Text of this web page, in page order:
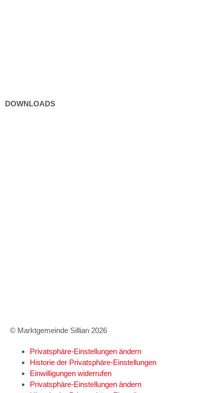
DOWNLOADS
© Marktgemeinde Sillian 2026
Privatsphäre-Einstellungen ändern
Historie der Privatsphäre-Einstellungen
Einwilligungen widerrufen
Privatsphäre-Einstellungen ändern